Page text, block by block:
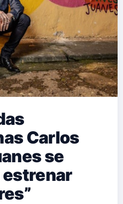
incursión en
reguetón, dancehall,
y trap ha
y …
Carlos
se
estrenar